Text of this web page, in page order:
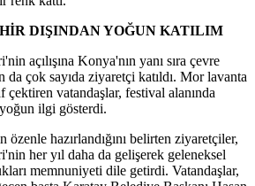
DIŞINDAN YOĞUN KATILIM
açılışına Konya'nın yanı sıra çevre
da çok sayıda ziyaretçi katıldı. Mor lavanta
çektiren vatandaşlar, festival alanında
ilgi gösterdi.
özenle hazırlandığını belirten ziyaretçiler,
her yıl daha da gelişerek geleneksel
memnuniyeti dile getirdi. Vatandaşlar,